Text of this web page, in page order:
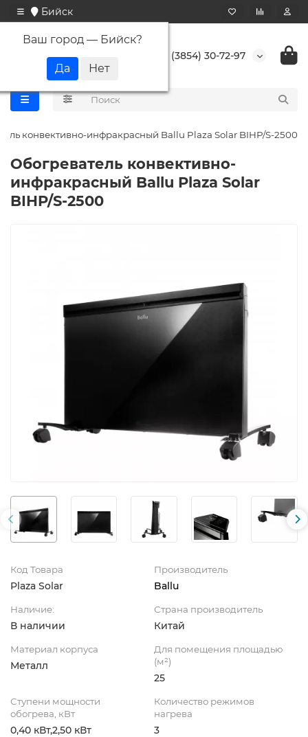
Бийск
Ваш город — Бийск?
+7 (3854) 30-72-97
конвективно-инфракрасный Ballu Plaza Solar BIHP/S-2500
Обогреватель конвективно-
инфракрасный Ballu Plaza Solar
BIHP/S-2500
Код Товара
Plaza Solar
Производитель
Ballu
Наличие:
В наличии
Страна производитель
Китай
Материал корпуса
Металл
Для помещения площадью
(м²)
25
Ступени мощности
обогрева, кВт
0,40 кВт,2,50 кВт
Количество режимов
нагрева
3